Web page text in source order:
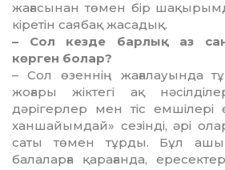
жа­ғасынан төмен бір
кіретін саябақ жасадық.
– Сол кезде барлық аз
көрген болар?
– Сол өзеннің жағалауында
жоғары жік­тегі ақ
дәрігерлер мен тіс емшілері
ханшайымдай» сезінді, әрі
саты төмен тұрды. Бұл
балаларға қарағанда,